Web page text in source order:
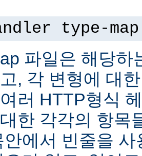
type-
파일은 해당하
, 각 변형에 대
러 HTTP형식
한 각각의 항목
안에서 빈줄을